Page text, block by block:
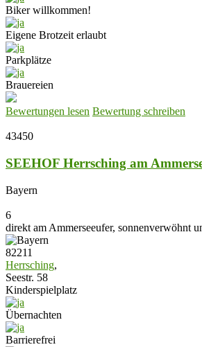
Biker willkommen!
Eigene Brotzeit erlaubt
Parkplätze
Brauereien
Bewertungen lesen Bewertung schreiben
43450
SEEHOF Herrsching am
Bayern
6
direkt am Ammerseeufer, sonnenverwöhnt
82211
Herrsching,
Seestr. 58
Kinderspielplatz
Übernachten
Barrierefrei